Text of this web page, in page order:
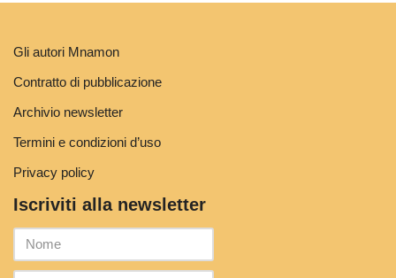
Gli autori Mnamon
Contratto di pubblicazione
Archivio newsletter
Termini e condizioni d’uso
Privacy policy
Iscriviti alla newsletter